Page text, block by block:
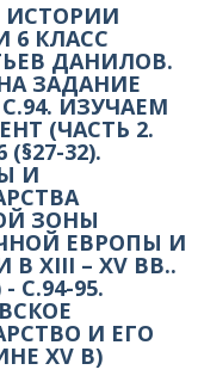
ИСТОРИИ
6 КЛАСС
ДАНИЛОВ.
ЗАДАНИЕ
ИЗУЧАЕМ
(ЧАСТЬ 2.
32).
И
ЗОНЫ
ЕВРОПЫ И
В XIII – XV ВВ..
- C.94-95.
И ЕГО
XV В)